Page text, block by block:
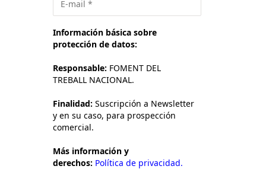
Información básica sobre
protección de datos:
Responsable: FOMENT DEL
TREBALL NACIONAL.
Finalidad: Suscripción a Newsletter
y en su caso, para prospección
comercial.
Más información y
derechos: Política de privacidad.